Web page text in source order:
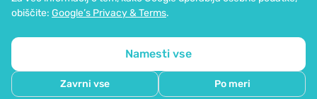
obiščite: Google’s Privacy & Terms.
Namesti vse
Zavrni vse Po meri
Možnost kartičnega plačevanja. Zagotovljena zaščita osebnih podatkov
preko SSL-kodiranja.
Zemljevid strani